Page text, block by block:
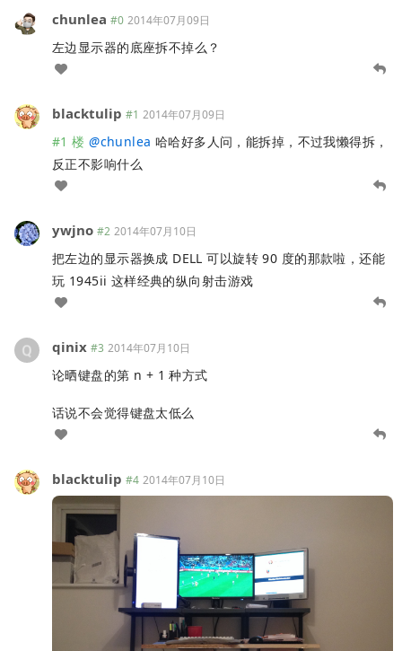
chunlea #0 2014年07月09日
左边显示器的底座拆不掉么？
blacktulip #1 2014年07月09日
#1 楼 @chunlea 哈哈好多人问，能拆掉，不过我懒得拆，
反正不影响什么
ywjno #2 2014年07月10日
把左边的显示器换成 DELL 可以旋转 90 度的那款啦，还能
玩 1945ii 这样经典的纵向射击游戏
qinix #3 2014年07月10日
论晒键盘的第 n + 1 种方式
话说不会觉得键盘太低么
blacktulip #4 2014年07月10日